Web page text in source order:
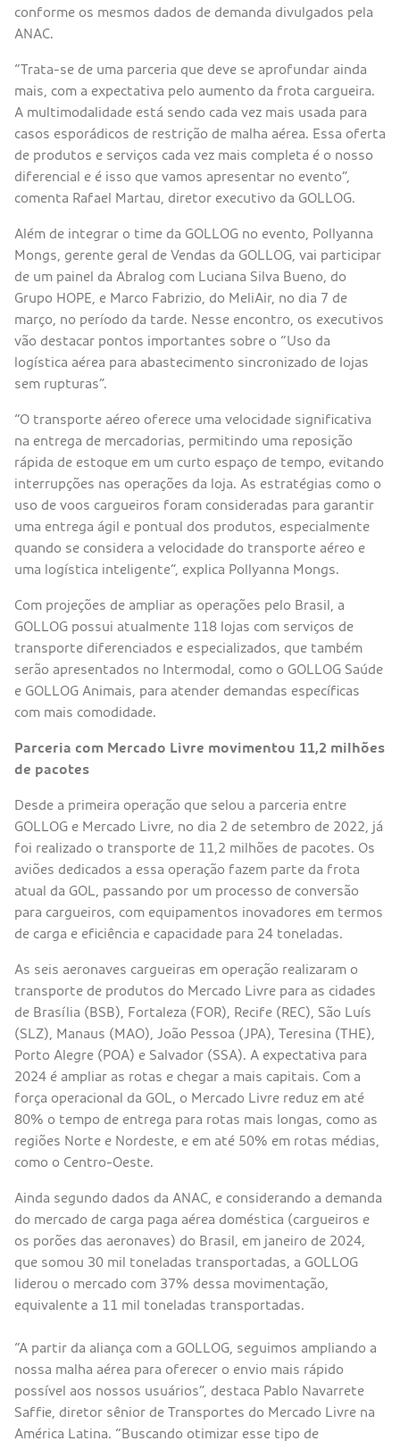
conforme os mesmos dados de demanda divulgados pela
ANAC.
“Trata-se de uma parceria que deve se aprofundar ainda
mais, com a expectativa pelo aumento da frota cargueira.
A multimodalidade está sendo cada vez mais usada para
casos esporádicos de restrição de malha aérea. Essa oferta
de produtos e serviços cada vez mais completa é o nosso
diferencial e é isso que vamos apresentar no evento”,
comenta Rafael Martau, diretor executivo da GOLLOG.
Além de integrar o time da GOLLOG no evento, Pollyanna
Mongs, gerente geral de Vendas da GOLLOG, vai participar
de um painel da Abralog com Luciana Silva Bueno, do
Grupo HOPE, e Marco Fabrizio, do MeliAir, no dia 7 de
março, no período da tarde. Nesse encontro, os executivos
vão destacar pontos importantes sobre o “Uso da
logística aérea para abastecimento sincronizado de lojas
sem rupturas”.
“O transporte aéreo oferece uma velocidade significativa
na entrega de mercadorias, permitindo uma reposição
rápida de estoque em um curto espaço de tempo, evitando
interrupções nas operações da loja. As estratégias como o
uso de voos cargueiros foram consideradas para garantir
uma entrega ágil e pontual dos produtos, especialmente
quando se considera a velocidade do transporte aéreo e
uma logística inteligente”, explica Pollyanna Mongs.
Com projeções de ampliar as operações pelo Brasil, a
GOLLOG possui atualmente 118 lojas com serviços de
transporte diferenciados e especializados, que também
serão apresentados no Intermodal, como o GOLLOG Saúde
e GOLLOG Animais, para atender demandas específicas
com mais comodidade.
Parceria com Mercado Livre movimentou 11,2 milhões
de pacotes
Desde a primeira operação que selou a parceria entre
GOLLOG e Mercado Livre, no dia 2 de setembro de 2022, já
foi realizado o transporte de 11,2 milhões de pacotes. Os
aviões dedicados a essa operação fazem parte da frota
atual da GOL, passando por um processo de conversão
para cargueiros, com equipamentos inovadores em termos
de carga e eficiência e capacidade para 24 toneladas.
As seis aeronaves cargueiras em operação realizaram o
transporte de produtos do Mercado Livre para as cidades
de Brasília (BSB), Fortaleza (FOR), Recife (REC), São Luís
(SLZ), Manaus (MAO), João Pessoa (JPA), Teresina (THE),
Porto Alegre (POA) e Salvador (SSA). A expectativa para
2024 é ampliar as rotas e chegar a mais capitais. Com a
força operacional da GOL, o Mercado Livre reduz em até
80% o tempo de entrega para rotas mais longas, como as
regiões Norte e Nordeste, e em até 50% em rotas médias,
como o Centro-Oeste.
Ainda segundo dados da ANAC, e considerando a demanda
do mercado de carga paga aérea doméstica (cargueiros e
os porões das aeronaves) do Brasil, em janeiro de 2024,
que somou 30 mil toneladas transportadas, a GOLLOG
liderou o mercado com 37% dessa movimentação,
equivalente a 11 mil toneladas transportadas.
“A partir da aliança com a GOLLOG, seguimos ampliando a
nossa malha aérea para oferecer o envio mais rápido
possível aos nossos usuários”, destaca Pablo Navarrete
Saffie, diretor sênior de Transportes do Mercado Livre na
América Latina. “Buscando otimizar esse tipo de